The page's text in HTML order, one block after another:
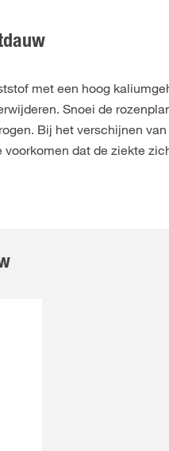
met een hoog
Snoei de
Bij het verschijnen
dat de ziekte